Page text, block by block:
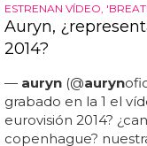
ESTRENAN VÍDEO,
Auryn,
2014?
— auryn (@auryn
grabado en la 1 el
eurovisión 2014?
copenhague?